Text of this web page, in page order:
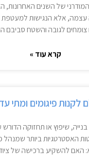
של השנים האחרונות,
עצמה, אלא הנגישות
לגובה והשטח סביבם
קרא עוד »
פיגומים ומתי
בנייה, שיפוץ או תחזוקה
האסטרטגיות ביותר שמנהל
האם להשקיע ברכישה של